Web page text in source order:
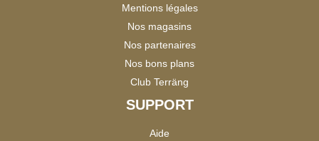
Mentions légales
Nos magasins
Nos partenaires
Nos bons plans
Club Terräng
SUPPORT
Aide